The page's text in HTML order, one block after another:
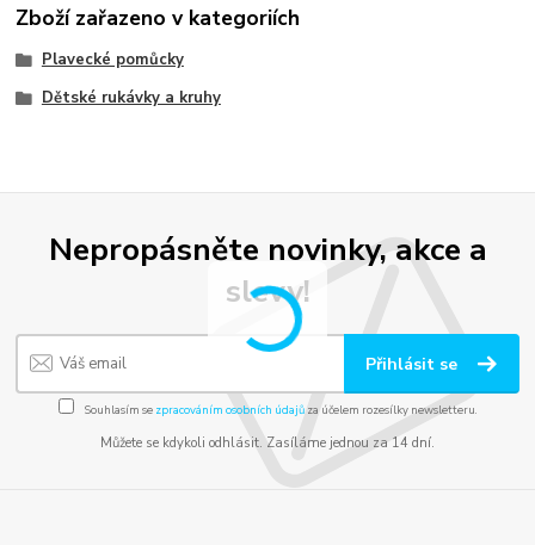
Zboží zařazeno v kategoriích
Plavecké pomůcky
Dětské rukávky a kruhy
Nepropásněte novinky, akce a
slevy!
Přihlásit se
Souhlasím se zpracováním osobních údajůza účelem rozesílky newsletteru.
Můžete se kdykoli odhlásit. Zasíláme jednou za 14 dní.